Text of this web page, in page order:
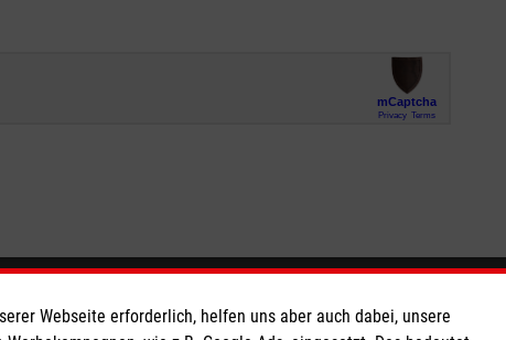
So finden Sie uns
Webseite erforderlich, helfen uns aber auch dabei, unsere